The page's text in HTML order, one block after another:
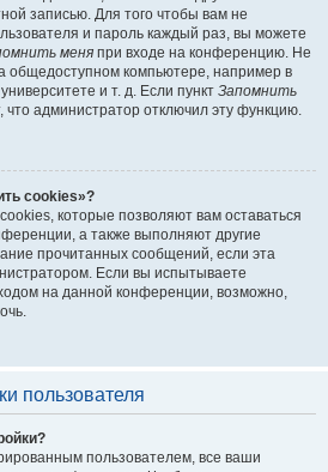
записью. Для того чтобы вам не
и пароль каждый раз, вы можете
меня при входе на конференцию. Не
общедоступном компьютере, например в
и т. д. Если пункт Запомнить
что администратор отключил эту функцию.
cookies»?
которые позволяют вам оставаться
а также выполняют другие
прочитанных сообщений, если эта
Если вы испытываете
на данной конференции, возможно,
пользователя
пользователем, все ваши